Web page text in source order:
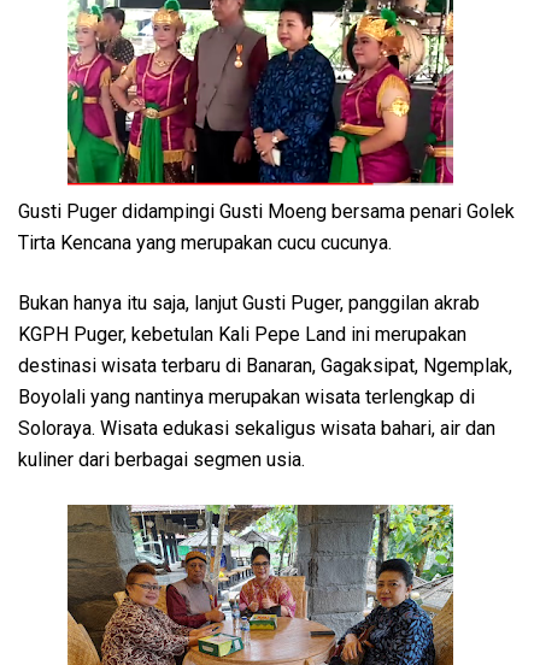
Gusti Puger didampingi Gusti Moeng bersama penari Golek
Tirta Kencana yang merupakan cucu cucunya.
Bukan hanya itu saja, lanjut Gusti Puger, panggilan akrab
KGPH Puger, kebetulan Kali Pepe Land ini merupakan
destinasi wisata terbaru di Banaran, Gagaksipat, Ngemplak,
Boyolali yang nantinya merupakan wisata terlengkap di
Soloraya. Wisata edukasi sekaligus wisata bahari, air dan
kuliner dari berbagai segmen usia.